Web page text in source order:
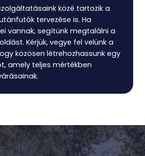
közé tartozik a
tervezése is. Ha
vannak, segítünk megtalálni a
Kérjük, vegye fel velünk a
közösen létrehozhassunk egy
amely teljes mértékben